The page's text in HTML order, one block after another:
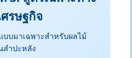
รษฐกิจ
บมาเฉพาะสำหรับผลไม้
สำปะหลัง